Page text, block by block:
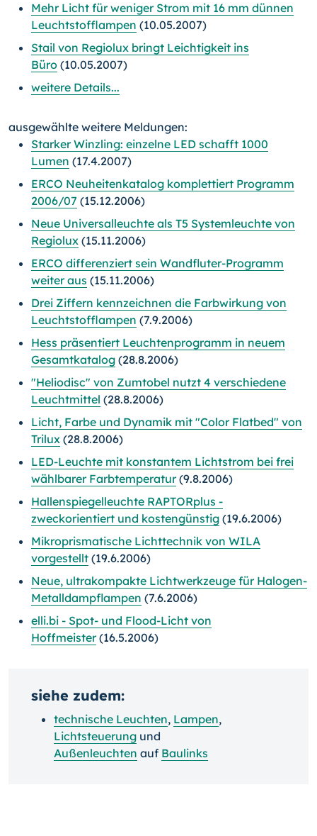
Mehr Licht für weniger Strom mit 16 mm dünnen
Leuchtstofflampen (10.05.2007)
Stail von Regiolux bringt Leichtigkeit ins
Büro (10.05.2007)
weitere Details...
ausgewählte weitere Meldungen:
Starker Winzling: einzelne LED schafft 1000
Lumen (17.4.2007)
ERCO Neuheitenkatalog komplettiert Programm
2006/07 (15.12.2006)
Neue Universalleuchte als T5 Systemleuchte von
Regiolux (15.11.2006)
ERCO differenziert sein Wandfluter-Programm
weiter aus (15.11.2006)
Drei Ziffern kennzeichnen die Farbwirkung von
Leuchtstofflampen (7.9.2006)
Hess präsentiert Leuchtenprogramm in neuem
Gesamtkatalog (28.8.2006)
"Heliodisc" von Zumtobel nutzt 4 verschiedene
Leuchtmittel (28.8.2006)
Licht, Farbe und Dynamik mit "Color Flatbed" von
Trilux (28.8.2006)
LED-Leuchte mit konstantem Lichtstrom bei frei
wählbarer Farbtemperatur(9.8.2006)
Hallenspiegelleuchte RAPTORplus -
zweckorientiert und kostengünstig (19.6.2006)
Mikroprismatische Lichttechnik von WILA
vorgestellt (19.6.2006)
Neue, ultrakompakte Lichtwerkzeuge für Halogen-
Metalldampflampen (7.6.2006)
elli.bi - Spot- und Flood-Licht von
Hoffmeister(16.5.2006)
siehe zudem:
technische Leuchten, Lampen,
Lichtsteuerung und
Außenleuchten auf Baulinks